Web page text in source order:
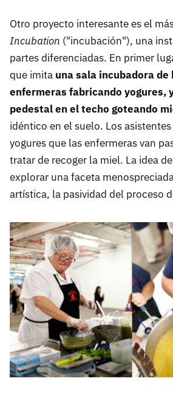
Otro proyecto interesante es el
Incubation ("incubación"), una
partes diferenciadas. En primer
que imita una sala incubadora
enfermeras fabricando yogures,
pedestal en el techo goteando
idéntico en el suelo. Los
yogures que las enfermeras van
tratar de recoger la miel. La idea
explorar una faceta
artística, la pasividad del proceso